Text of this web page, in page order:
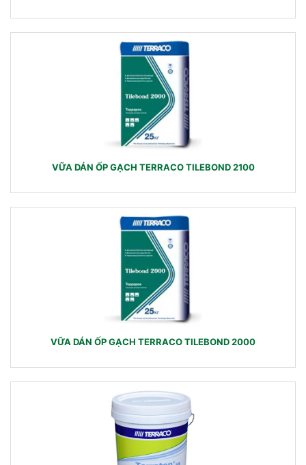
VỮA DÁN ỐP GẠCH TERRACO TILEBOND 2100
VỮA DÁN ỐP GẠCH TERRACO TILEBOND 2000